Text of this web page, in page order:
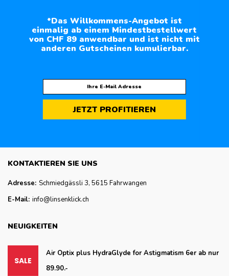
*Das Willkommens-Angebot ist
einmalig ab einem Mindestbestellwert
von CHF 89 anwendbar und ist nicht mit
anderen Gutscheinen kumulierbar.
JETZT PROFITIEREN
KONTAKTIEREN SIE UNS
Adresse: Schmiedgässli 3, 5615 Fahrwangen
E-Mail: info@linsenklick.ch
NEUIGKEITEN
Air Optix plus HydraGlyde for Astigmatism 6er ab nur
89.90.-